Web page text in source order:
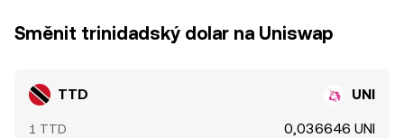
Směnit trinidadský dolar na Uniswap
TTD UNI
1 TTD 0,036646 UNI